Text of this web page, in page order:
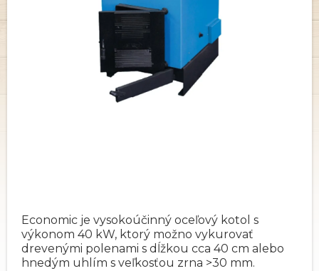
Economic je vysokoúčinný oceľový kotol s
výkonom 40 kW, ktorý možno vykurovať
drevenými polenami s dĺžkou cca 40 cm alebo
hnedým uhlím s veľkosťou zrna >30 mm.